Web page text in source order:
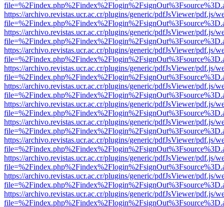
https://archivo.revistas.ucr.ac.cr/plugins/generic/pdfJsViewer/pdf.js/
https://archivo.revistas.ucr.ac.cr/plugins/generic/pdfJsViewer/pdf.js/
https://archivo.revistas.ucr.ac.cr/plugins/generic/pdfJsViewer/pdf.js/
https://archivo.revistas.ucr.ac.cr/plugins/generic/pdfJsViewer/pdf.js/
https://archivo.revistas.ucr.ac.cr/plugins/generic/pdfJsViewer/pdf.js/
https://archivo.revistas.ucr.ac.cr/plugins/generic/pdfJsViewer/pdf.js/
https://archivo.revistas.ucr.ac.cr/plugins/generic/pdfJsViewer/pdf.js/
https://archivo.revistas.ucr.ac.cr/plugins/generic/pdfJsViewer/pdf.js/
https://archivo.revistas.ucr.ac.cr/plugins/generic/pdfJsViewer/pdf.js/
https://archivo.revistas.ucr.ac.cr/plugins/generic/pdfJsViewer/pdf.js/
https://archivo.revistas.ucr.ac.cr/plugins/generic/pdfJsViewer/pdf.js/